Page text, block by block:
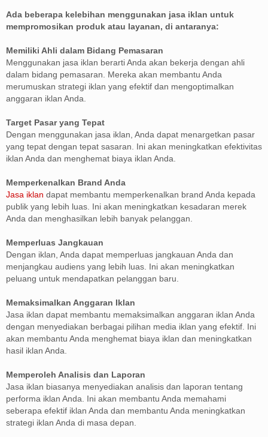
Ada beberapa kelebihan menggunakan jasa iklan untuk
mempromosikan produk atau layanan, di antaranya:
Memiliki Ahli dalam Bidang Pemasaran
Menggunakan jasa iklan berarti Anda akan bekerja dengan ahli
dalam bidang pemasaran. Mereka akan membantu Anda
merumuskan strategi iklan yang efektif dan mengoptimalkan
anggaran iklan Anda.
Target Pasar yang Tepat
Dengan menggunakan jasa iklan, Anda dapat menargetkan pasar
yang tepat dengan tepat sasaran. Ini akan meningkatkan efektivitas
iklan Anda dan menghemat biaya iklan Anda.
Memperkenalkan Brand Anda
Jasa iklan dapat membantu memperkenalkan brand Anda kepada
publik yang lebih luas. Ini akan meningkatkan kesadaran merek
Anda dan menghasilkan lebih banyak pelanggan.
Memperluas Jangkauan
Dengan iklan, Anda dapat memperluas jangkauan Anda dan
menjangkau audiens yang lebih luas. Ini akan meningkatkan
peluang untuk mendapatkan pelanggan baru.
Memaksimalkan Anggaran Iklan
Jasa iklan dapat membantu memaksimalkan anggaran iklan Anda
dengan menyediakan berbagai pilihan media iklan yang efektif. Ini
akan membantu Anda menghemat biaya iklan dan meningkatkan
hasil iklan Anda.
Memperoleh Analisis dan Laporan
Jasa iklan biasanya menyediakan analisis dan laporan tentang
performa iklan Anda. Ini akan membantu Anda memahami
seberapa efektif iklan Anda dan membantu Anda meningkatkan
strategi iklan Anda di masa depan.